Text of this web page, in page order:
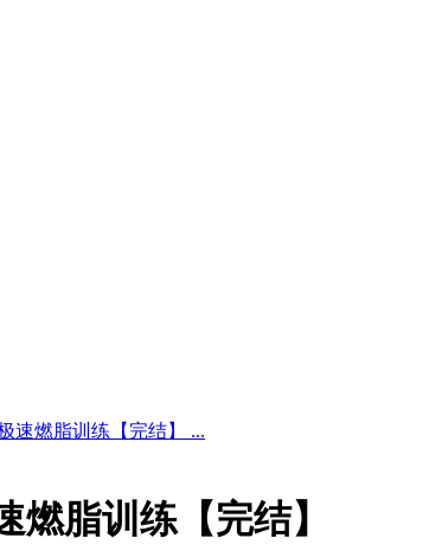
速燃脂训练【完结】 ...
燃脂训练【完结】